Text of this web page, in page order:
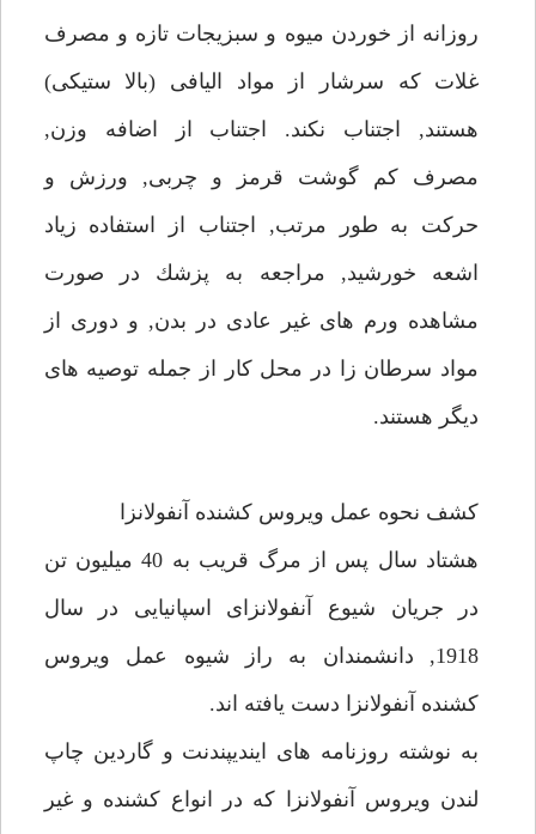
روزانه از خوردن ميوه و سبزيجات تازه و مصرف
غلات كه سرشار از مواد اليافى (بالا ستيكى)
هستند, اجتناب نكند. اجتناب از اضافه وزن,
مصرف كم گوشت قرمز و چربى, ورزش و
حركت به طور مرتب, اجتناب از استفاده زياد
اشعه خورشيد, مراجعه به پزشك در صورت
مشاهده ورم هاى غير عادى در بدن, و دورى از
مواد سرطان زا در محل كار از جمله توصيه هاى
ديگر هستند.
كشف نحوه عمل ويروس كشنده آنفولانزا
هشتاد سال پس از مرگ قريب به 40 ميليون تن
در جريان شيوع آنفولانزاى اسپانيايى در سال
1918, دانشمندان به راز شيوه عمل ويروس
كشنده آنفولانزا دست يافته اند.
به نوشته روزنامه هاى اينديپندنت و گاردين چاپ
لندن ويروس آنفولانزا كه در انواع كشنده و غير